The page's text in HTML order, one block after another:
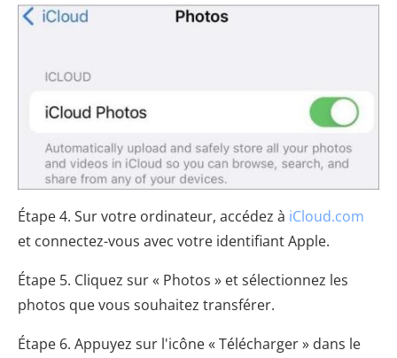
Étape 4. Sur votre ordinateur, accédez à iCloud.com
et connectez-vous avec votre identifiant Apple.
Étape 5. Cliquez sur « Photos » et sélectionnez les
photos que vous souhaitez transférer.
Étape 6. Appuyez sur l'icône « Télécharger » dans le